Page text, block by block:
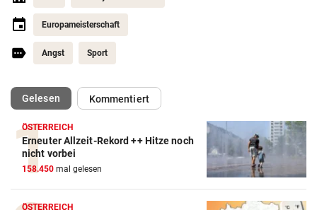
Europameisterschaft
Angst Sport
Gelesen(ausgewählt)Kommentiert
ÖSTERREICH
Erneuter Allzeit-Rekord ++ Hitze noch
nicht vorbei
158.450 mal gelesen
ÖSTERREICH
Action-Cam Vergleich
ZUM VERGLEICH
Crosstrainer Vergleich